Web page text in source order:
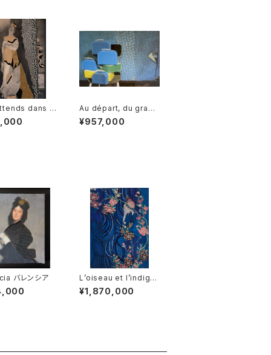
dans le
寂の中でき
Au départ, du grand
voyage 長旅への出
発（たびだち）
¥957,000
バレンシア
L’oiseau et l’indigo
鳥と藍
¥1,870,000